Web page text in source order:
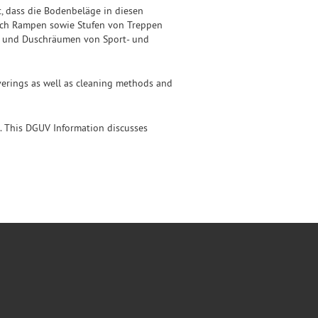
dass die Bodenbeläge in diesen
Rampen sowie Stufen von Treppen
Duschräumen von Sport- und
as well as cleaning methods and
DGUV Information discusses